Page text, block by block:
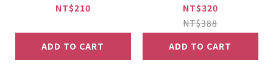
NT$210
ADD TO CART
NT$320
NT$388
ADD TO CART